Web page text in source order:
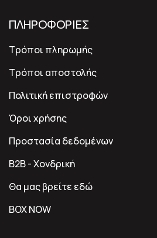
ΠΛΗΡΟΦΟΡΙΕΣ
Τρόποι πληρωμής
Τρόποι αποστολής
Πολιτική επιστροφών
Όροι χρήσης
Προστασία δεδομένων
B2B - Χονδρική
Θα μας βρείτε εδώ
BOX NOW